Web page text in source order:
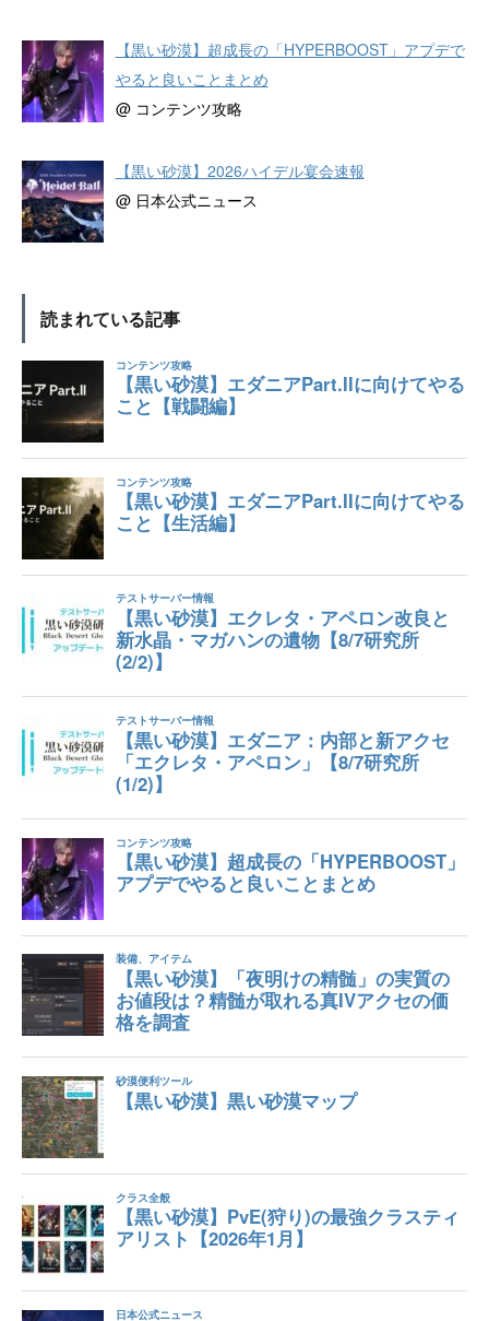
【黒い砂漠】超成長の「HYPERBOOST」アプデで
やると良いことまとめ
@ コンテンツ攻略
【黒い砂漠】2026ハイデル宴会速報
@ 日本公式ニュース
読まれている記事